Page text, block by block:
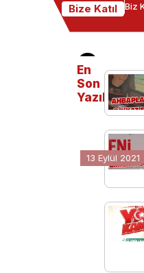
Bize Katıl Biz
Ana Sayfa
13 Eylül 2021
En
Son
Yazılanlar